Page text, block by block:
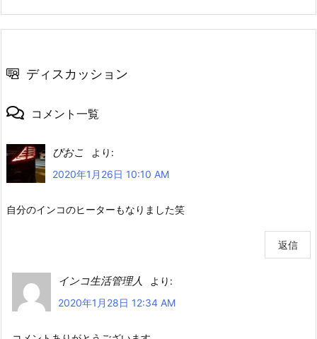
ディスカッション
コメント一覧
ぴおこ
より:
2020年1月26日 10:10 AM
自分のインコのヒーターもなりました笑
返信
インコ生活管理人
より:
2020年1月28日 12:34 AM